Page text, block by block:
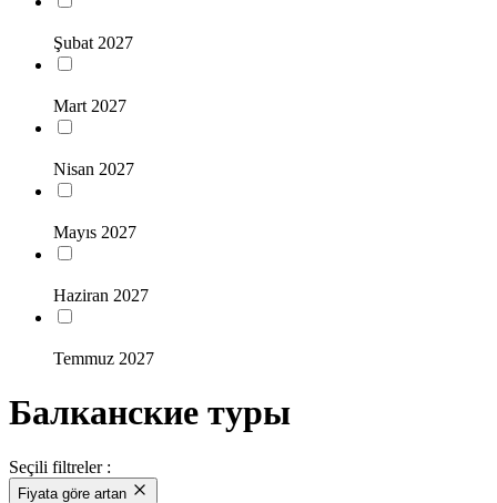
Şubat 2027
Mart 2027
Nisan 2027
Mayıs 2027
Haziran 2027
Temmuz 2027
Балканские туры
Seçili filtreler :
Fiyata göre artan